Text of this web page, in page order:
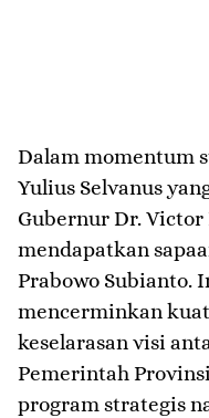
​Dalam momentum
Yulius Selvanus
Gubernur Dr.
mendapatkan
Prabowo Subianto.
mencerminkan
keselarasan visi
Pemerintah
program strategis